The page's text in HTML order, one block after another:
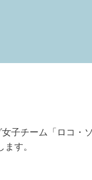
子チーム「ロコ・
す。